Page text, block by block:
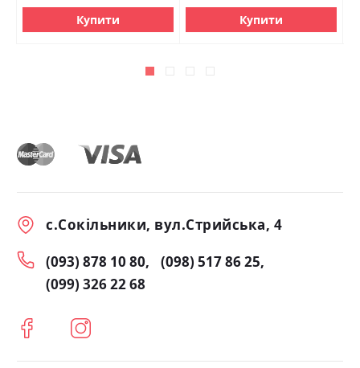
Купити Купити
с.Сокільники, вул.Стрийська, 4
(093) 878 10 80
(098) 517 86 25
(099) 326 22 68